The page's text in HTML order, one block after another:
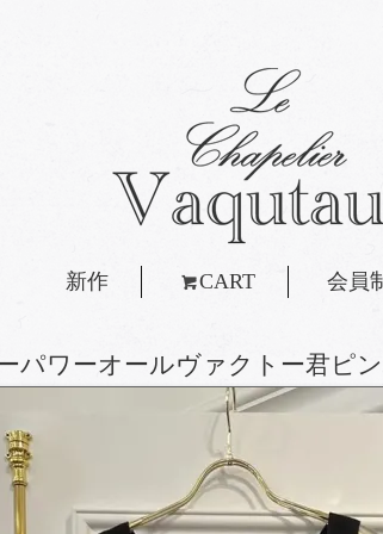
新作 CART 会員
パワーオールヴァクトー君ピ